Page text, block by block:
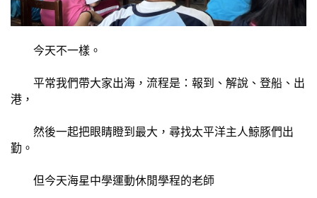
	今天不一樣。
港，
勤。
	但今天海星中學運動休閒學程的老師